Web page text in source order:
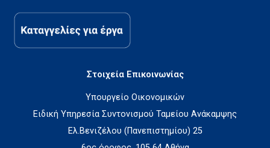
Στοιχεία Επικοινωνίας
Υπουργείο Οικονομικών
Ειδική Υπηρεσία Συντονισμού Ταμείου Ανάκαμψης
Ελ.Βενιζέλου (Πανεπιστημίου) 25